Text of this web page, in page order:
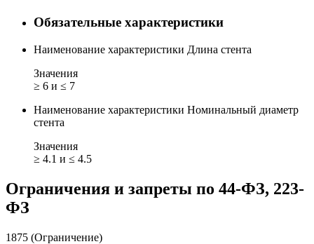
Обязательные характеристики
Наименование характеристики Длина стента
Значения
≥ 6 и ≤ 7
Наименование характеристики Номинальный диаметр
стента
Значения
≥ 4.1 и ≤ 4.5
Ограничения и запреты по 44-ФЗ, 223-
ФЗ
1875 (Ограничение)